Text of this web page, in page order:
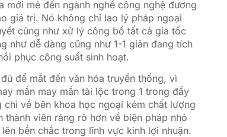
mẻ đến ngành nghề công nghệ đương
giá trị. Nó không chỉ lao lý pháp ngoại
cũng như xử lý công bố tất cả gia tốc
như dễ dàng cũng như 1-1 giản đang tích
phục công suất sinh hoạt.
để mắt đến văn hóa truyền thống, vì
mắn may mắn tài lộc trong 1 trong đầy
về bên khoa học ngoại kém chất lượng
viên ráng rõ hơn về biện pháp nhỏ
bền chắc trong lĩnh vực kinh lợi nhuận.